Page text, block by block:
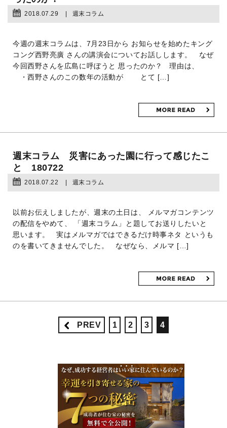
2018.07.29 週末コラム
今週の週末コラムは、7月23日から お知らせを始めたキング
コング西野亮廣 さんの講演会についてお話しします。 なぜ
今回西野さんを広島に呼ぼうと 思ったのか？ 理由は、
・西野さんのこの数年の活動が とて […]
週末コラム 災害にあった園に行って感じたこ
と 180722
2018.07.22 週末コラム
以前お伝えしましたが、週末の土日は、 メルマガコンテンツ
の配信をやめて、 「週末コラム」と題してお送りしたいと
思います。 実はメルマガではできるだけ時事ネタ というも
のを書いてきませんでした。 なぜなら、メルマ […]
PREV 1 2 3 4